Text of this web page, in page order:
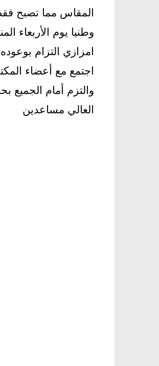
المقاس مما تصبح
وطنيا يوم الأربعاء
امزازي التزام
اجتمع مع أعضاء
والتزم أمام الجميع
العالي مساعدين